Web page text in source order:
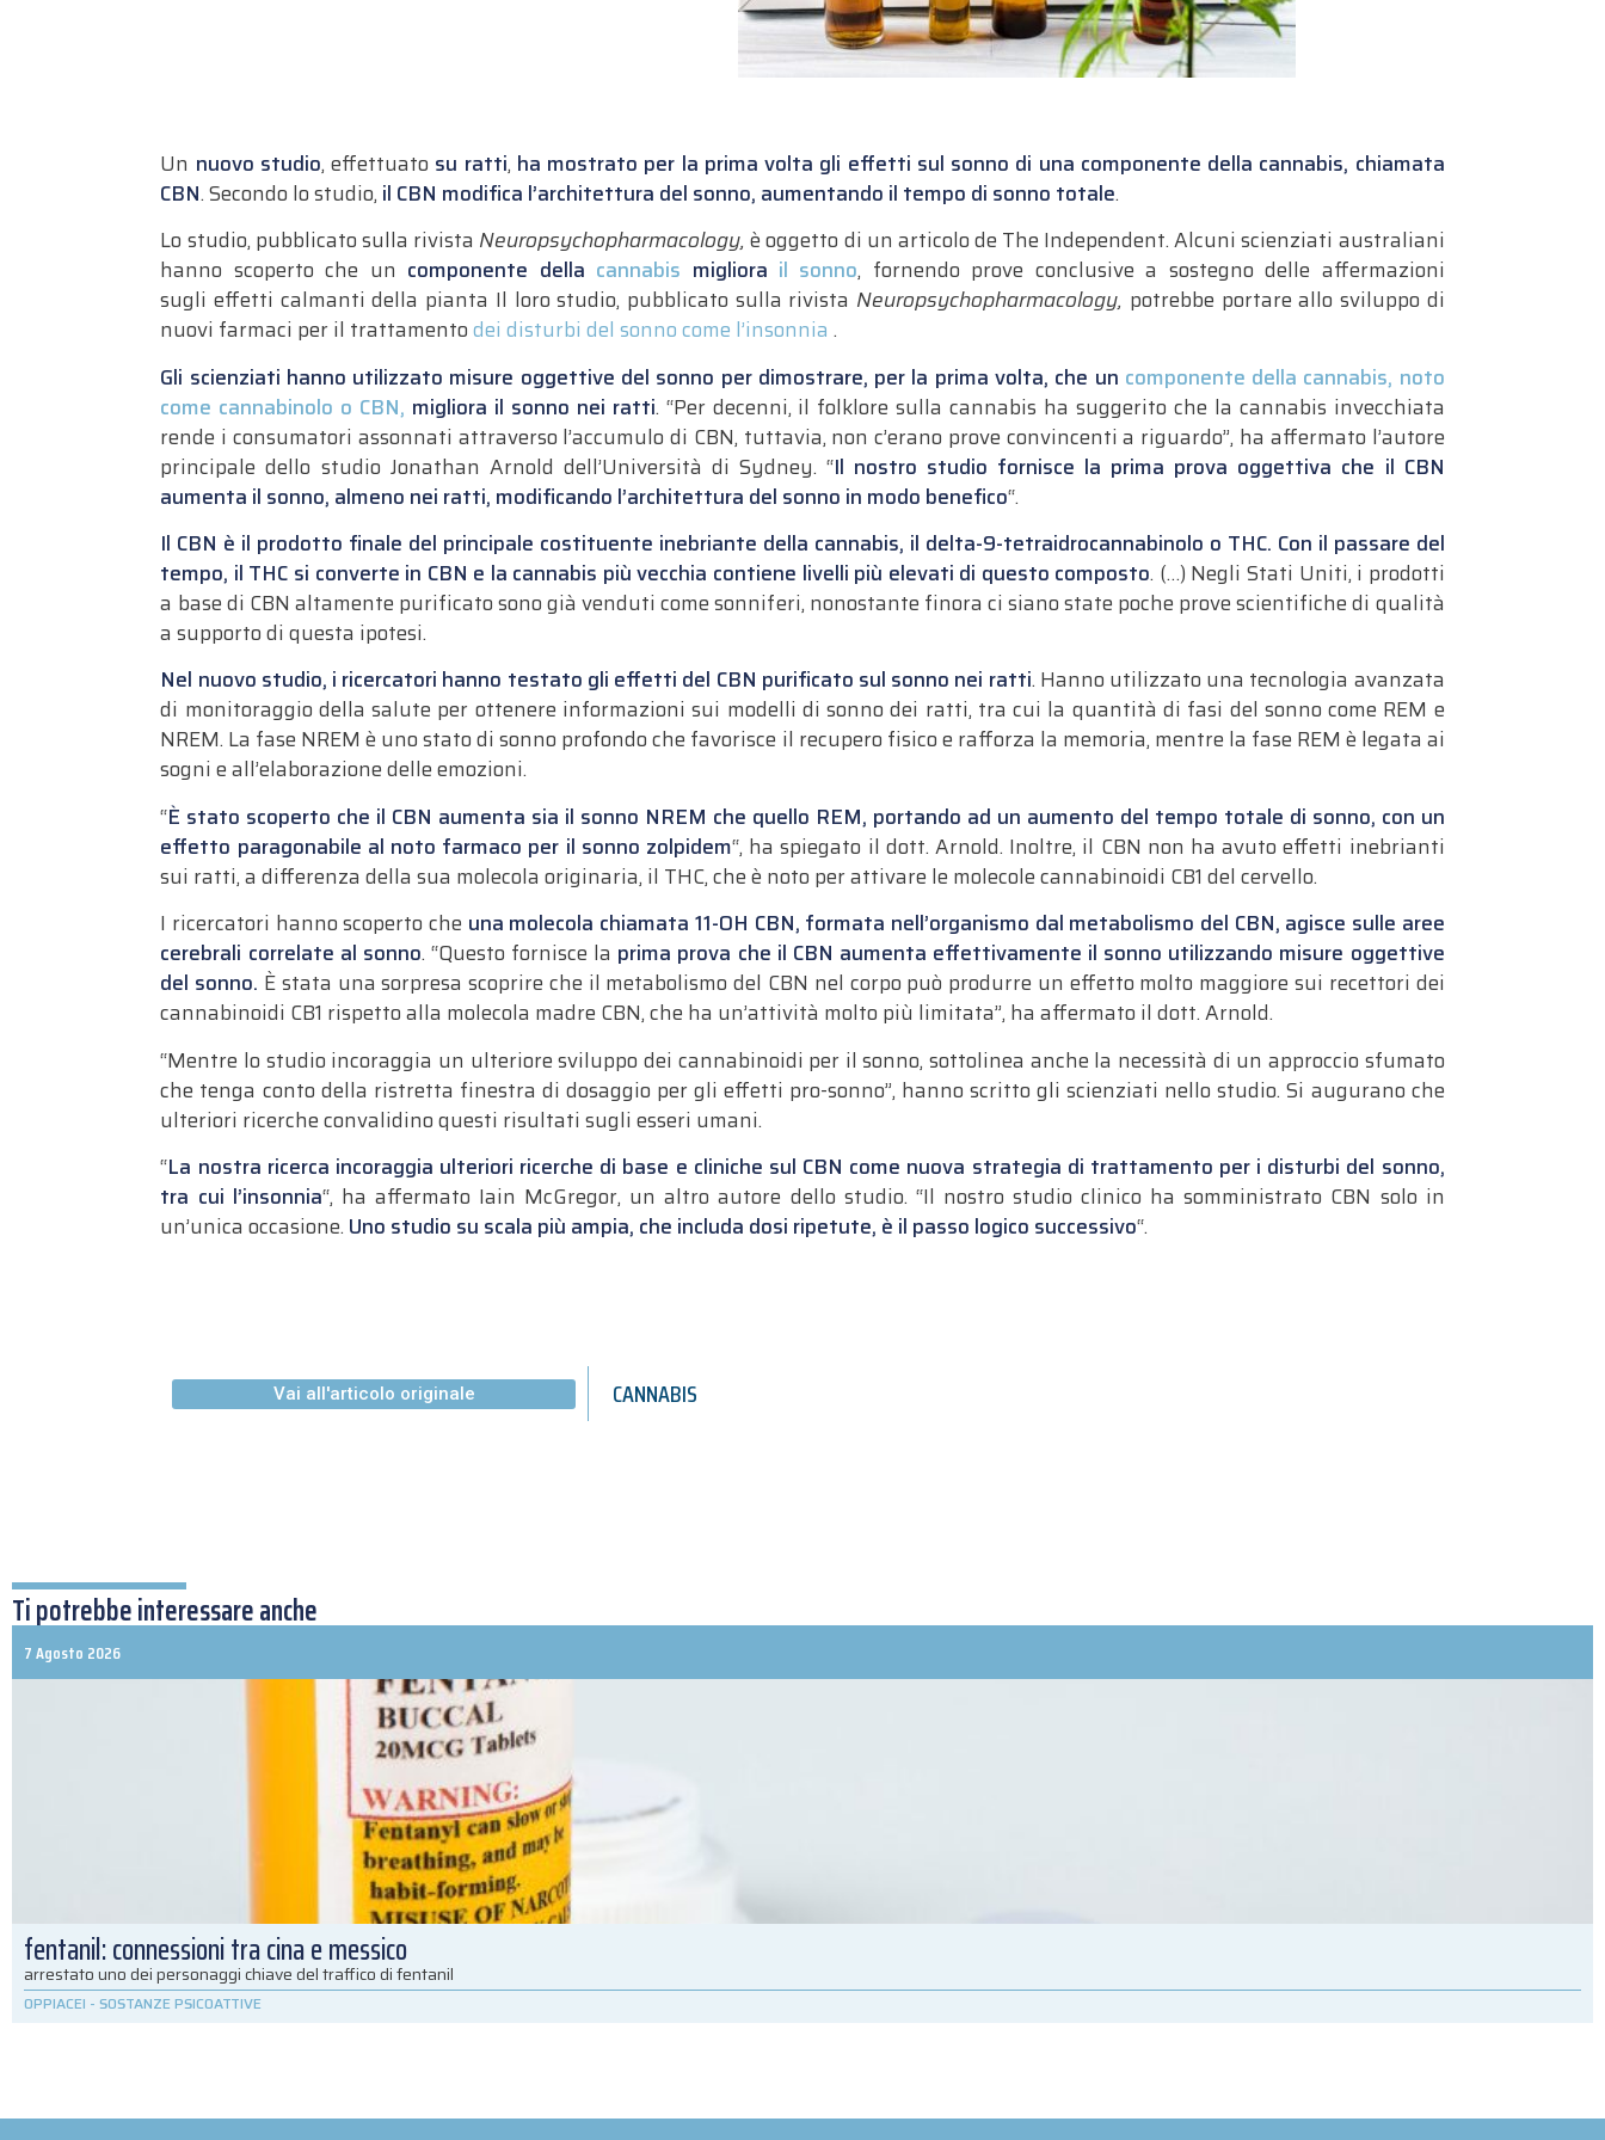
Un nuovo studio, effettuato su ratti, ha mostrato per la prima volta gli effetti sul sonno di una componente della cannabis, chiamata
CBN. Secondo lo studio, il CBN modifica l’architettura del sonno, aumentando il tempo di sonno totale.
Lo studio, pubblicato sulla rivista Neuropsychopharmacology,è oggetto di un articolo de The Independent. Alcuni scienziati australiani
hanno scoperto che un componente della cannabis migliora il sonno, fornendo prove conclusive a sostegno delle affermazioni
suglieffetti calmanti della pianta Il loro studio, pubblicato sulla rivista Neuropsychopharmacology, potrebbe portare allo sviluppo di
nuovi farmaci per il trattamentodei disturbi del sonno come l’insonnia .
Gli scienziati hanno utilizzato misure oggettive del sonno per dimostrare, per la prima volta, che un componente della cannabis, noto
come cannabinolo o CBN, migliora il sonno nei ratti. “Per decenni, il folklore sulla cannabis ha suggerito che la cannabis invecchiata
rende i consumatori assonnati attraverso l’accumulo di CBN, tuttavia, non c’erano prove convincenti a riguardo”, ha affermato l’autore
principale dello studio Jonathan Arnold dell’Università di Sydney. “Il nostro studio fornisce la prima prova oggettiva che il CBN
aumenta il sonno, almeno nei ratti, modificando l’architettura del sonno in modo benefico“.
Il CBN è il prodotto finale del principale costituente inebriante della cannabis, il delta-9-tetraidrocannabinolo o THC. Con il passare del
tempo, il THC si converte in CBN e la cannabis più vecchia contiene livelli più elevati di questo composto. (…) Negli Stati Uniti, i prodotti
a base di CBN altamente purificato sono già venduti come sonniferi, nonostante finora ci siano state poche prove scientifiche di qualità
a supporto di questa ipotesi.
Nel nuovo studio, i ricercatori hanno testato gli effetti del CBN purificato sul sonno nei ratti. Hanno utilizzato una tecnologia avanzata
di monitoraggio della salute per ottenere informazioni sui modelli di sonno dei ratti, tra cui la quantità di fasi del sonno come REM e
NREM. La fase NREM è uno stato di sonno profondo che favorisce il recupero fisico e rafforza la memoria, mentre la fase REM è legata ai
sogni e all’elaborazione delle emozioni.
“È stato scoperto che il CBN aumenta sia il sonno NREM che quello REM, portando ad un aumento del tempo totale di sonno, con un
effetto paragonabile al noto farmaco per il sonno zolpidem“, ha spiegato il dott. Arnold. Inoltre, il CBN non ha avuto effetti inebrianti
sui ratti, a differenza della sua molecola originaria, il THC, che è noto per attivare le molecole cannabinoidi CB1 del cervello.
I ricercatori hanno scoperto che una molecola chiamata 11-OH CBN, formata nell’organismo dal metabolismo del CBN, agisce sulle aree
cerebrali correlate al sonno. “Questo fornisce la prima prova che il CBN aumenta effettivamente il sonno utilizzando misure oggettive
del sonno. È stata una sorpresa scoprire che il metabolismo del CBN nel corpo può produrre un effetto molto maggiore sui recettori dei
cannabinoidi CB1 rispetto alla molecola madre CBN, che ha un’attività molto più limitata”, ha affermato il dott. Arnold.
“Mentre lo studio incoraggia un ulteriore sviluppo dei cannabinoidi per il sonno, sottolinea anche la necessità di un approccio sfumato
che tenga conto della ristretta finestra di dosaggio per gli effetti pro-sonno”, hanno scritto gli scienziati nello studio. Si augurano che
ulteriori ricerche convalidino questi risultati sugli esseri umani.
“La nostra ricerca incoraggia ulteriori ricerche di base e cliniche sul CBN come nuova strategia di trattamento per i disturbi del sonno,
tra cui l’insonnia“, ha affermato Iain McGregor, un altro autore dello studio. “Il nostro studio clinico ha somministrato CBN solo in
un’unica occasione. Uno studio su scala più ampia, che includa dosi ripetute, è il passo logico successivo“.
Vai all'articolo originale CANNABIS
Ti potrebbe interessare anche
7 Agosto 2026
fentanil: connessioni tra cina e messico
arrestato uno dei personaggi chiave del traffico di fentanil
OPPIACEI - SOSTANZE PSICOATTIVE